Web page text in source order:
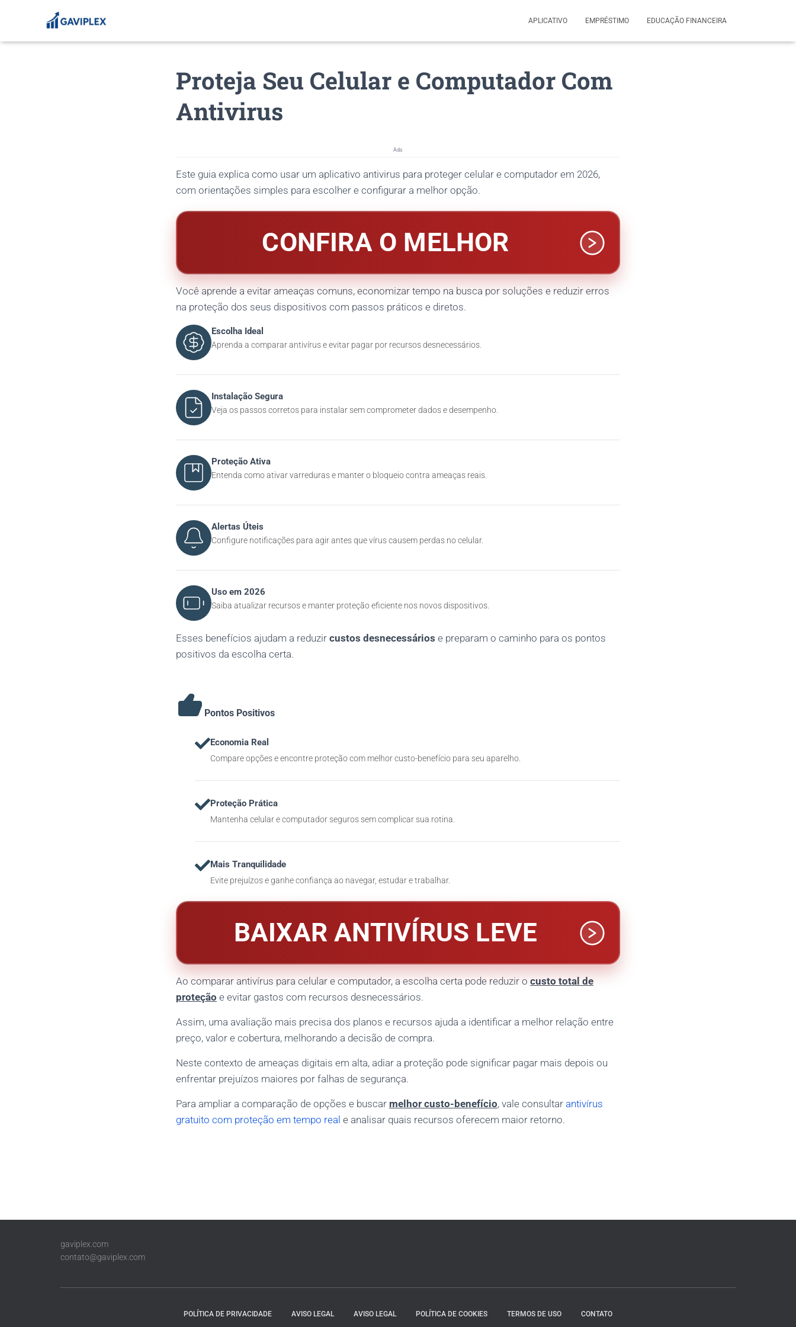
APLICATIVO EMPRÉSTIMO EDUCAÇÃO FINANCEIRA
Proteja Seu Celular e Computador Com
Antivirus
Ads
Este guia explica como usar um aplicativo antivirus para proteger celular e computador em 2026,
com orientações simples para escolher e configurar a melhor opção.
CONFIRA O MELHOR
Você aprende a evitar ameaças comuns, economizar tempo na busca por soluções e reduzir erros
na proteção dos seus dispositivos com passos práticos e diretos.
Escolha Ideal
Aprenda a comparar antivírus e evitar pagar por recursos desnecessários.
Instalação Segura
Veja os passos corretos para instalar sem comprometer dados e desempenho.
Proteção Ativa
Entenda como ativar varreduras e manter o bloqueio contra ameaças reais.
Alertas Úteis
Configure notificações para agir antes que vírus causem perdas no celular.
Uso em 2026
Saiba atualizar recursos e manter proteção eficiente nos novos dispositivos.
Esses benefícios ajudam a reduzir custos desnecessários e preparam o caminho para os pontos
positivos da escolha certa.
Pontos Positivos
Economia Real
Compare opções e encontre proteção com melhor custo-benefício para seu aparelho.
Proteção Prática
Mantenha celular e computador seguros sem complicar sua rotina.
Mais Tranquilidade
Evite prejuízos e ganhe confiança ao navegar, estudar e trabalhar.
BAIXAR ANTIVÍRUS LEVE
Ao comparar antivírus para celular e computador, a escolha certa pode reduzir o custo total de
proteção e evitar gastos com recursos desnecessários.
Assim, uma avaliação mais precisa dos planos e recursos ajuda a identificar a melhor relação entre
preço, valor e cobertura, melhorando a decisão de compra.
Neste contexto de ameaças digitais em alta, adiar a proteção pode significar pagar mais depois ou
enfrentar prejuízos maiores por falhas de segurança.
Para ampliar a comparação de opções e buscar melhor custo-benefício, vale consultar antivírus
gratuito com proteção em tempo real e analisar quais recursos oferecem maior retorno.
gaviplex.com
contato@gaviplex.com
POLÍTICA DE PRIVACIDADE AVISO LEGAL AVISO LEGAL POLÍTICA DE COOKIES TERMOS DE USO CONTATO